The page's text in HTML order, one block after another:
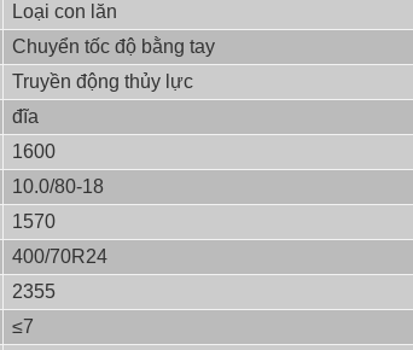
Loại con lăn
Chuyển tốc độ bằng tay
Truyền động thủy lực
đĩa
1600
10.0/80-18
1570
400/70R24
2355
≤7